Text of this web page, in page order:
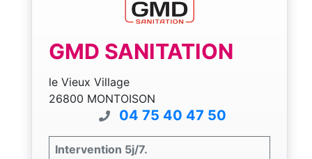
GMD SANITATION
le Vieux Village
26800 MONTOISON
04 75 40 47 50
Intervention 5j/7.